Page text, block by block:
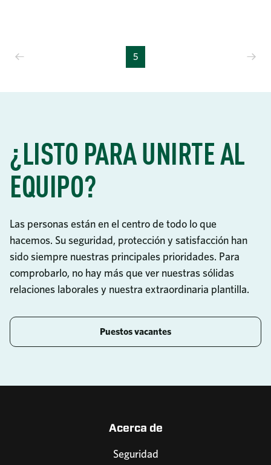
5
¿LISTO PARA UNIRTE AL
EQUIPO?
Las personas están en el centro de todo lo que
hacemos. Su seguridad, protección y satisfacción han
sido siempre nuestras principales prioridades. Para
comprobarlo, no hay más que ver nuestras sólidas
relaciones laborales y nuestra extraordinaria plantilla.
Puestos vacantes
Acerca de
Seguridad